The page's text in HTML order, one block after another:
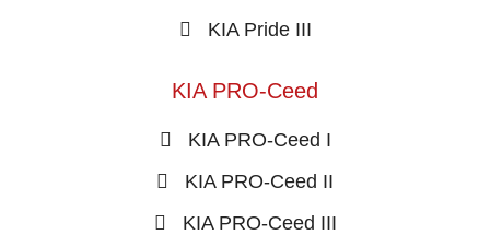
KIA Pride III
KIA PRO-Ceed
KIA PRO-Ceed I
KIA PRO-Ceed II
KIA PRO-Ceed III